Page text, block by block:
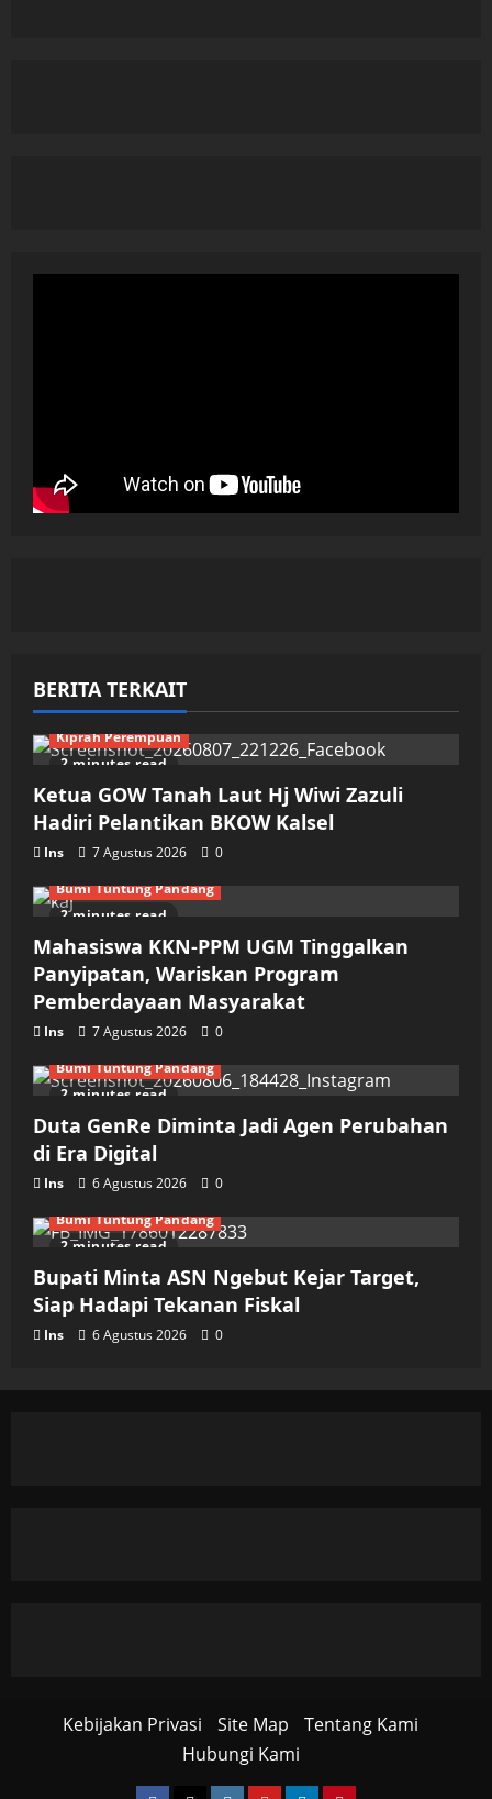
BERITA TERKAIT
2 minutes read
Kiprah Perempuan
Ketua GOW Tanah Laut Hj Wiwi Zazuli
Hadiri Pelantikan BKOW Kalsel
Ins 7 Agustus 2026 0
2 minutes read
Bumi Tuntung Pandang
Mahasiswa KKN-PPM UGM Tinggalkan
Panyipatan, Wariskan Program
Pemberdayaan Masyarakat
Ins 7 Agustus 2026 0
2 minutes read
Bumi Tuntung Pandang
Duta GenRe Diminta Jadi Agen Perubahan
di Era Digital
Ins 6 Agustus 2026 0
2 minutes read
Bumi Tuntung Pandang
Bupati Minta ASN Ngebut Kejar Target,
Siap Hadapi Tekanan Fiskal
Ins 6 Agustus 2026 0
Kebijakan Privasi Site Map
Tentang Kami
Hubungi Kami